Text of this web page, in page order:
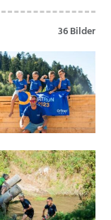
36 Bilder